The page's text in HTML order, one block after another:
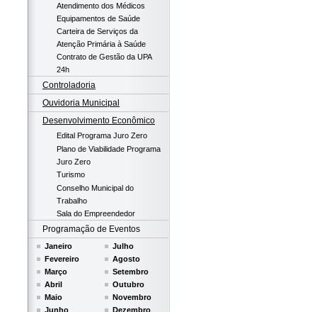
Atendimento dos Médicos
Equipamentos de Saúde
Carteira de Serviços da
Atenção Primária à Saúde
Contrato de Gestão da UPA
24h
Controladoria
Ouvidoria Municipal
Desenvolvimento Econômico
Edital Programa Juro Zero
Plano de Viabilidade Programa
Juro Zero
Turismo
Conselho Municipal do
Trabalho
Sala do Empreendedor
Programação de Eventos
Janeiro
Fevereiro
Março
Abril
Maio
Junho
Julho
Agosto
Setembro
Outubro
Novembro
Dezembro